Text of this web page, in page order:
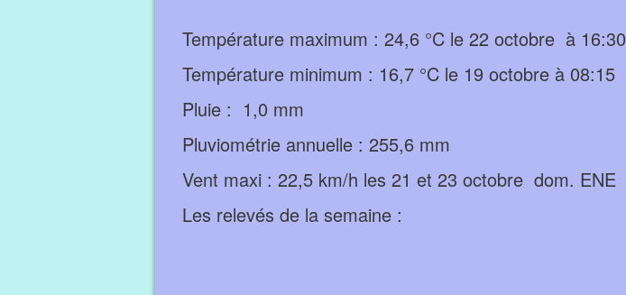
Température maximum : 24,6 °C le 22 octobre à 16:30
Température minimum : 16,7 °C le 19 octobre à 08:15
Pluie : 1,0 mm
Pluviométrie annuelle : 255,6 mm
Vent maxi : 22,5 km/h les 21 et 23 octobre dom. ENE
Les relevés de la semaine :